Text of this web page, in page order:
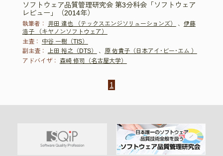
ソフトウェア品質管理研究会 第3分科会「ソフトウェア
レビュー」（2014年）
執筆者： 井田 達也 （テックスエンジソリューションズ） 、 伊藤
浩子 （キヤノンソフトウェア）
主査：
中谷 一樹（TIS）
副主査： 上田 裕之（DTS） 、 原 佑貴子（日本アイ･ビー･エム ）
アドバイザ： 森崎 修司（名古屋大学）
1